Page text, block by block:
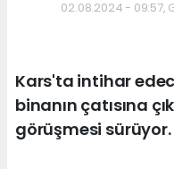
02.08.2024 - 09:57,
Kars'ta intihar
binanın çatısına
görüşmesi sürüyor.